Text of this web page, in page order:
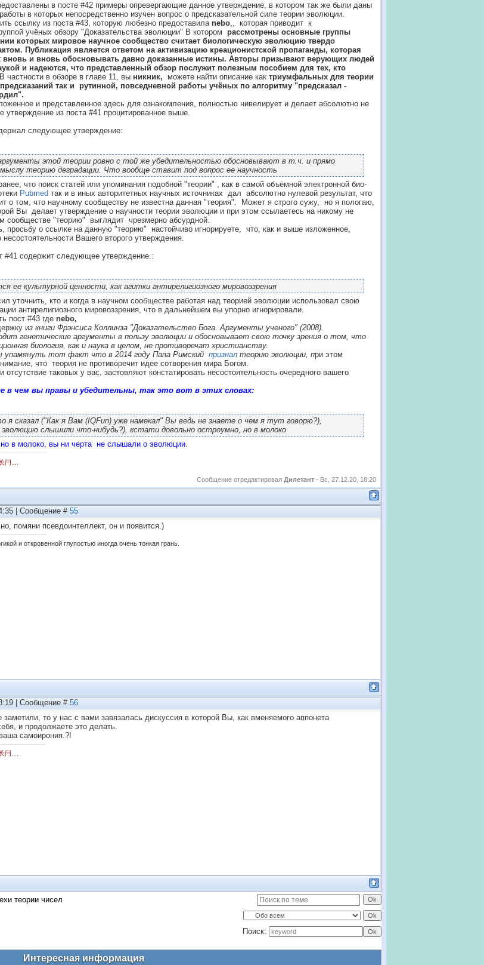
в посте #42 примеры опревергающие данное утверждение, в котором так же были даны
в которых непосредственно изучен вопрос о предсказательной силе теории эволюции.
ссылку из поста #43, которую любезно предоставила nebo,, которая приводит к
учёных обзору "Доказательства эволюции" В котором рассмотрены основные группы
которых мировое научное сообщество считает биологическую эволюцию твердо
Публикация является ответом на активизацию креационистской пропаганды, которая
вновь и вновь обосновывать давно доказанные истины. Авторы призывают верующих людей
и надеются, что представленный обзор послужит полезным пособием для тех, кто
частности в обзоре в главе 11, вы никник, можете найти описание как триумфальных для теории
так и рутинной, повседневной работы учёных по алгоритму "предсказал -
и представленное здесь для ознакомления, полностью нивелирует и делает абсолютно не
утверждение из поста #41 процитированное выше.
следующее утверждение:
этой теории ровно с той же убедительностью обосновывают в т.ч. и прямо
теорию деградации. Что вообще ставит под вопрос ее научность
что поиск статей или упоминания подобной "теории" , как в самой объёмной электронной био-
Pubmed так и в иных авторитетных научных источниках дал абсолютно нулевой результат, что
о том, что научному сообществу не известна данная "теория". Может я строго сужу, но я пологаю,
Вы делает утверждение о научности теории эволюции и при этом ссылаетесь на никому не
сообществе "теорию" выглядит чрезмерно абсурдной.
просьбу о ссылке на данную "теорию" настойчиво игнорируете, что, как и выше изложенное,
несостоятельности Вашего второго утверждения.
#41 содержит следующее утверждение.:
ее культурной ценности, как агитки антирелигиозного мировоззрения
уточнить, кто и когда в научном сообществе работая над теорией эволюции использовал свою
антирелигиозного мировоззрения, что в дальнейшем вы упорно игнорировали.
пост #43 где nebo,
из книги Фрэнсиса Коллинза "Доказательство Бога. Аргументы ученого" (2008).
генетические аргументы в пользу эволюции и обосновывает свою точку зрения о том, что
биология, как и наука в целом, не противоречат христианству.
упамянуть тот факт что в 2014 году Папа Римский признал теорию эволюции, при этом
что теория не противоречит идее сотворения мира Богом.
таковых у вас, застовляют констатировать несостоятельность очередного вашего
в чем вы правы и убедительны, так это вот в этих словах:
я сказал ("Как я Вам (IQFun) уже намекал" Вы ведь не знаете о чем я тут говорю?),
слышили что-нибудь?), кстати довольно остроумно, но в молоко
в молоко, вы ни черта не слышали о эволюции.
....
Сообщение отредактировал Дилетант - Вс, 27.12.20, 18:20
| Сообщение # 55
помяни псевдоинтеллект, он и появится.)
и откровенной глупостью иногда очень тонкая грань.
| Сообщение # 56
то у нас с вами завязалась дискуссия в которой Вы, как вменяемого аппонета
и продолжаете это делать.
самоирония.?!
....
теории чисел
Поиск:
Интересная информация